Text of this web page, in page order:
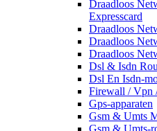
Draadloos
Expresscard
Draadloos
Draadloos
Draadloos
Dsl & Isdn
Dsl En Isdn-
Firewall / Vpn
Gps-apparaten
Gsm & Umts
Gsm & Umts-